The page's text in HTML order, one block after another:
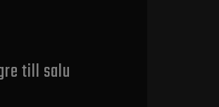
till salu